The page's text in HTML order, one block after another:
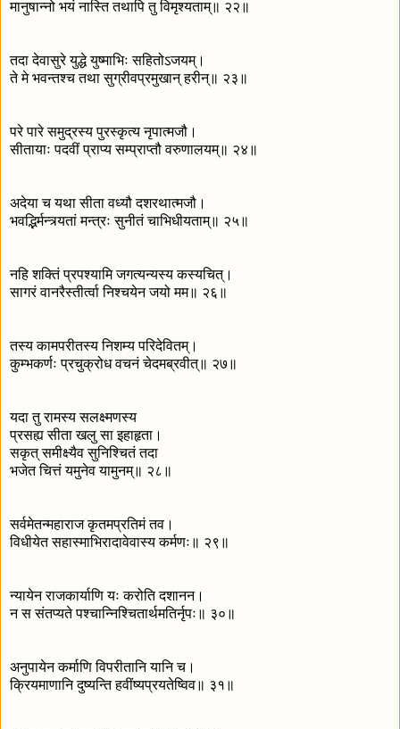
मानुषान्नो भयं नास्ति तथापि तु विमृश्यताम्॥ २२॥
तदा देवासुरे युद्धे युष्माभिः सहितोऽजयम्।
ते मे भवन्तश्च तथा सुग्रीवप्रमुखान् हरीन्॥ २३॥
परे पारे समुद्रस्य पुरस्कृत्य नृपात्मजौ।
सीतायाः पदवीं प्राप्य सम्प्राप्तौ वरुणालयम्॥ २४॥
अदेया च यथा सीता वध्यौ दशरथात्मजौ।
भवद्भिर्मन्त्र्यतां मन्त्रः सुनीतं चाभिधीयताम्॥ २५॥
नहि शक्तिं प्रपश्यामि जगत्यन्यस्य कस्यचित्।
सागरं वानरैस्तीर्त्वा निश्चयेन जयो मम॥ २६॥
तस्य कामपरीतस्य निशम्य परिदेवितम्।
कुम्भकर्णः प्रचुक्रोध वचनं चेदमब्रवीत्॥ २७॥
यदा तु रामस्य सलक्ष्मणस्य
प्रसह्य सीता खलु सा इहाहृता।
सकृत् समीक्ष्यैव सुनिश्चितं तदा
भजेत चित्तं यमुनेव यामुनम्॥ २८॥
सर्वमेतन्महाराज कृतमप्रतिमं तव।
विधीयेत सहास्माभिरादावेवास्य कर्मणः॥ २९॥
न्यायेन राजकार्याणि यः करोति दशानन।
न स संतप्यते पश्चान्निश्चितार्थमतिर्नृपः॥ ३०॥
अनुपायेन कर्माणि विपरीतानि यानि च।
क्रियमाणानि दुष्यन्ति हवींष्यप्रयतेष्विव॥ ३१॥